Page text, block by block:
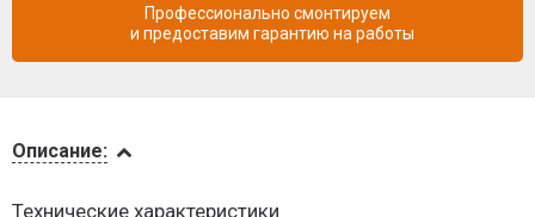
и оплата
Описание:
Технические характеристики
Профессионально смонтируем
и предоставим гарантию на работы